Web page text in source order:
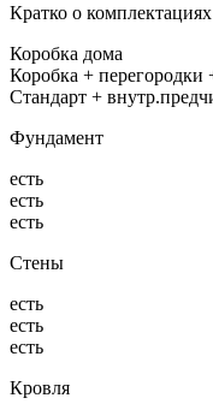
Кратко о комплектациях
Коробка дома
Коробка + перегородки
Стандарт +
Фундамент
есть
есть
есть
Стены
есть
есть
есть
Кровля